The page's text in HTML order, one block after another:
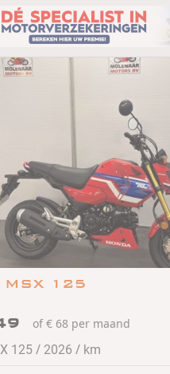
MSX 125
of € 68 per maand
125 / 2026 / km